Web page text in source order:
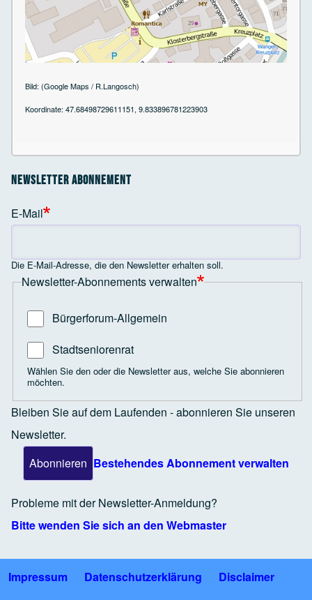
Bild: (Google Maps / R.Langosch)
Koordinate: 47.68498729611151, 9.833896781223903
Newsletter Abonnement
E-Mail
Die E-Mail-Adresse, die den Newsletter erhalten soll.
Newsletter-Abonnements verwalten
Bürgerforum-Allgemein
Stadtseniorenrat
Wählen Sie den oder die Newsletter aus, welche Sie abonnieren
möchten.
Bleiben Sie auf dem Laufenden - abonnieren Sie unseren
Newsletter.
Bestehendes Abonnement verwalten
Probleme mit der Newsletter-Anmeldung?
Bitte wenden Sie sich an den Webmaster
Fußzeile
Impressum Datenschutzerklärung Disclaimer